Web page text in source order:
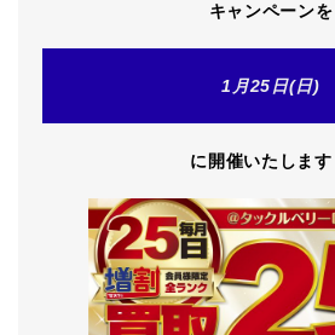
キャンペーンを
1月25日(日)
に開催いたします